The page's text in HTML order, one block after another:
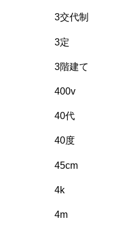
3交代制
3定
3階建て
400v
40代
40度
45cm
4k
4m